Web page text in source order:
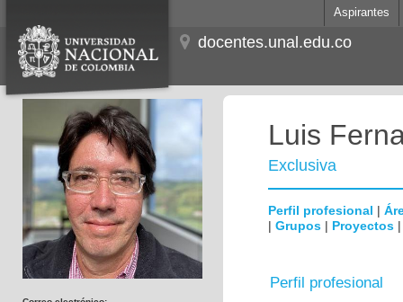
Aspirantes
docentes.unal.edu.co
Luis
Exclusiva
Perfil profesional |
| Grupos | Proyectos
Perfil profesional